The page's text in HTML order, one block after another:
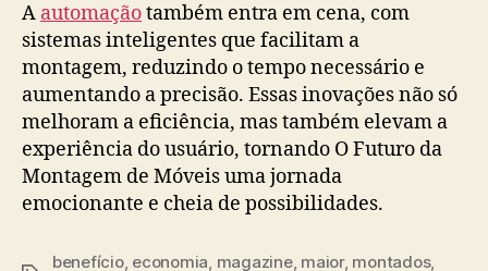
A automaçãotambém entra em cena, com
sistemas inteligentes que facilitam a
montagem, reduzindo o tempo necessário e
aumentando a precisão. Essas inovações não só
melhoram a eficiência, mas também elevam a
experiência do usuário, tornando O Futuro da
Montagem de Móveis uma jornada
emocionante e cheia de possibilidades.
benefício, economia, magazine, maior, montados,